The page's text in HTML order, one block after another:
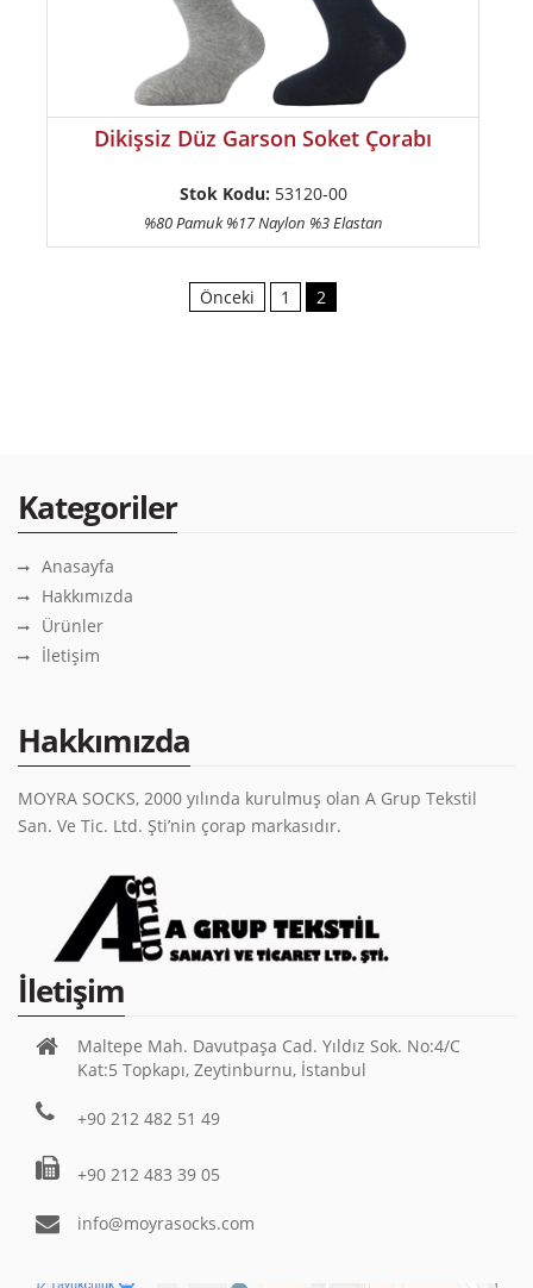
Dikişsiz Düz Garson Soket Çorabı
Stok Kodu: 53120-00
%80 Pamuk %17 Naylon %3 Elastan
Önceki 1 2
Kategoriler
Anasayfa
Hakkımızda
Ürünler
İletişim
Hakkımızda
MOYRA SOCKS, 2000 yılında kurulmuş olan A Grup Tekstil
San. Ve Tic. Ltd. Şti’nin çorap markasıdır.
İletişim
Maltepe Mah. Davutpaşa Cad. Yıldız Sok. No:4/C
Kat:5 Topkapı, Zeytinburnu, İstanbul
+90 212 482 51 49
+90 212 483 39 05
info@moyrasocks.com